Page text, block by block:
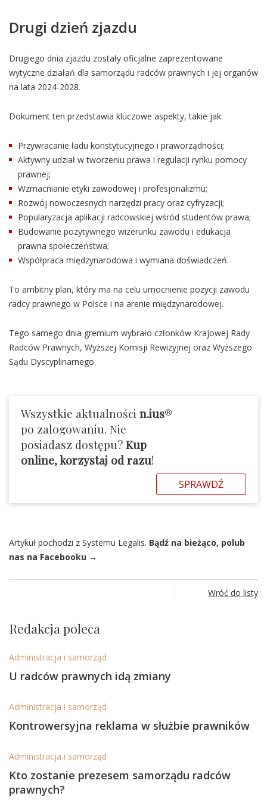
Drugi dzień zjazdu
Drugiego dnia zjazdu zostały oficjalne zaprezentowane
wytyczne działań dla samorządu radców prawnych i jej organów
na lata 2024-2028.
Dokument ten przedstawia kluczowe aspekty, takie jak:
Przywracanie ładu konstytucyjnego i praworządności;
Aktywny udział w tworzeniu prawa i regulacji rynku pomocy
prawnej;
Wzmacnianie etyki zawodowej i profesjonalizmu;
Rozwój nowoczesnych narzędzi pracy oraz cyfryzacji;
Popularyzacja aplikacji radcowskiej wśród studentów prawa;
Budowanie pozytywnego wizerunku zawodu i edukacja
prawna społeczeństwa;
Współpraca międzynarodowa i wymiana doświadczeń.
To ambitny plan, który ma na celu umocnienie pozycji zawodu
radcy prawnego w Polsce i na arenie międzynarodowej.
Tego samego dnia gremium wybrało członków Krajowej Rady
Radców Prawnych, Wyższej Komisji Rewizyjnej oraz Wyższego
Sądu Dyscyplinarnego.
Wszystkie aktualności n.ius®
po zalogowaniu. Nie
posiadasz dostępu?Kup
online, korzystaj od razu!
SPRAWDŹ
Artykuł pochodzi z Systemu Legalis. Bądź na bieżąco, polub
nas na Facebooku →
Wróć do listy
Redakcja poleca
Administracja i samorząd
U radców prawnych idą zmiany
Administracja i samorząd
Kontrowersyjna reklama w służbie prawników
Administracja i samorząd
Kto zostanie prezesem samorządu radców
prawnych?